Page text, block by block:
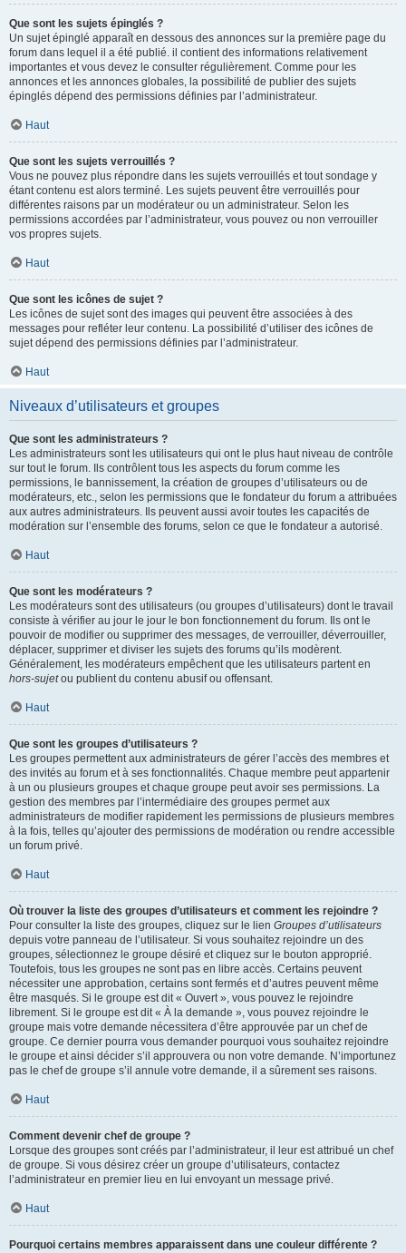
Que sont les sujets épinglés ?
Un sujet épinglé apparaît en dessous des annonces sur la première page du
forum dans lequel il a été publié. il contient des informations relativement
importantes et vous devez le consulter régulièrement. Comme pour les
annonces et les annonces globales, la possibilité de publier des sujets
épinglés dépend des permissions définies par l’administrateur.
Haut
Que sont les sujets verrouillés ?
Vous ne pouvez plus répondre dans les sujets verrouillés et tout sondage y
étant contenu est alors terminé. Les sujets peuvent être verrouillés pour
différentes raisons par un modérateur ou un administrateur. Selon les
permissions accordées par l’administrateur, vous pouvez ou non verrouiller
vos propres sujets.
Haut
Que sont les icônes de sujet ?
Les icônes de sujet sont des images qui peuvent être associées à des
messages pour refléter leur contenu. La possibilité d’utiliser des icônes de
sujet dépend des permissions définies par l’administrateur.
Haut
Niveaux d’utilisateurs et groupes
Que sont les administrateurs ?
Les administrateurs sont les utilisateurs qui ont le plus haut niveau de contrôle
sur tout le forum. Ils contrôlent tous les aspects du forum comme les
permissions, le bannissement, la création de groupes d’utilisateurs ou de
modérateurs, etc., selon les permissions que le fondateur du forum a attribuées
aux autres administrateurs. Ils peuvent aussi avoir toutes les capacités de
modération sur l’ensemble des forums, selon ce que le fondateur a autorisé.
Haut
Que sont les modérateurs ?
Les modérateurs sont des utilisateurs (ou groupes d’utilisateurs) dont le travail
consiste à vérifier au jour le jour le bon fonctionnement du forum. Ils ont le
pouvoir de modifier ou supprimer des messages, de verrouiller, déverrouiller,
déplacer, supprimer et diviser les sujets des forums qu’ils modèrent.
Généralement, les modérateurs empêchent que les utilisateurs partent en
hors-sujetou publient du contenu abusif ou offensant.
Haut
Que sont les groupes d’utilisateurs ?
Les groupes permettent aux administrateurs de gérer l’accès des membres et
des invités au forum et à ses fonctionnalités. Chaque membre peut appartenir
à un ou plusieurs groupes et chaque groupe peut avoir ses permissions. La
gestion des membres par l’intermédiaire des groupes permet aux
administrateurs de modifier rapidement les permissions de plusieurs membres
à la fois, telles qu’ajouter des permissions de modération ou rendre accessible
un forum privé.
Haut
Où trouver la liste des groupes d’utilisateurs et comment les rejoindre ?
Pour consulter la liste des groupes, cliquez sur le lien Groupes d’utilisateurs
depuis votre panneau de l’utilisateur. Si vous souhaitez rejoindre un des
groupes, sélectionnez le groupe désiré et cliquez sur le bouton approprié.
Toutefois, tous les groupes ne sont pas en libre accès. Certains peuvent
nécessiter une approbation, certains sont fermés et d’autres peuvent même
être masqués. Si le groupe est dit « Ouvert », vous pouvez le rejoindre
librement. Si le groupe est dit « À la demande », vous pouvez rejoindre le
groupe mais votre demande nécessitera d’être approuvée par un chef de
groupe. Ce dernier pourra vous demander pourquoi vous souhaitez rejoindre
le groupe et ainsi décider s’il approuvera ou non votre demande. N’importunez
pas le chef de groupe s’il annule votre demande, il a sûrement ses raisons.
Haut
Comment devenir chef de groupe ?
Lorsque des groupes sont créés par l’administrateur, il leur est attribué un chef
de groupe. Si vous désirez créer un groupe d’utilisateurs, contactez
l’administrateur en premier lieu en lui envoyant un message privé.
Haut
Pourquoi certains membres apparaissent dans une couleur différente ?